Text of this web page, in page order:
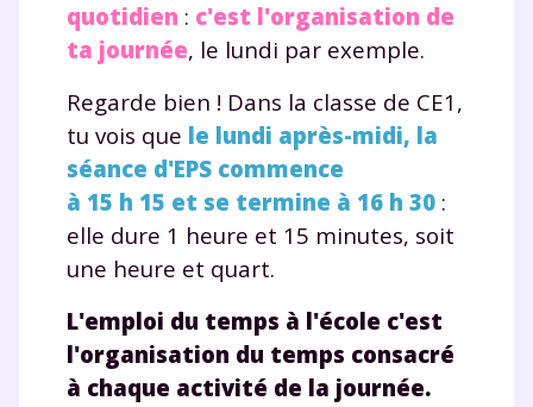
quotidien : c'est l'organisation de
ta journée, le lundi par exemple.
Regarde bien ! Dans la classe de CE1,
tu vois que le lundi après-midi, la
séance d'EPS commence
à 15 h 15 et se termine à 16 h 30 :
elle dure 1 heure et 15 minutes, soit
une heure et quart.
L'emploi du temps à l'école c'est
l'organisation du temps consacré
à chaque activité de la journée.